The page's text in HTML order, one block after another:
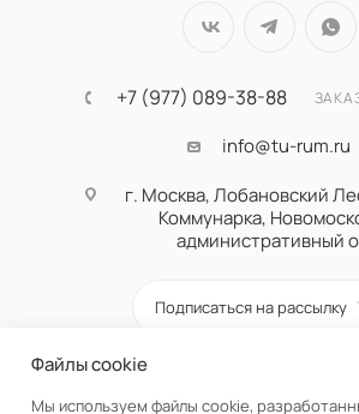
+7 (977) 089-38-88
info@tu-rum.ru
г. Москва, Лобановский
Коммунарка,
административный
Подписаться на рассылку
Файлы cookie
Мы используем файлы cookie,